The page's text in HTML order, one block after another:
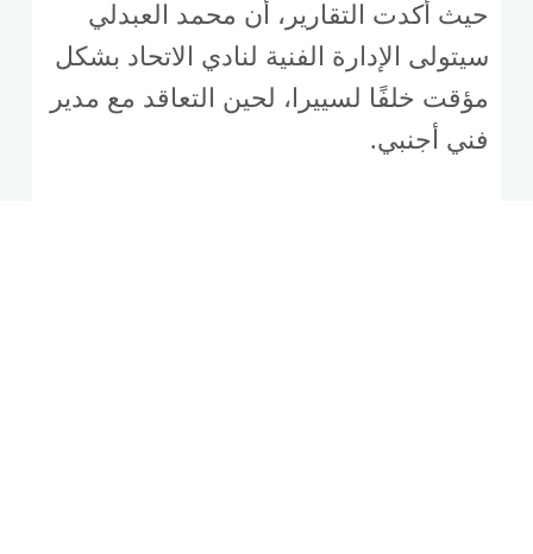
حيث أكدت التقارير، أن محمد العبدلي
سيتولى الإدارة الفنية لنادي الاتحاد بشكل
مؤقت خلفًا لسييرا، لحين التعاقد مع مدير
فني أجنبي.